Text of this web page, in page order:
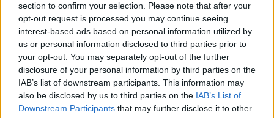
section to confirm your selection. Please note that after your
opt-out request is processed you may continue seeing
interest-based ads based on personal information utilized by
us or personal information disclosed to third parties prior to
your opt-out. You may separately opt-out of the further
disclosure of your personal information by third parties on the
IAB’s list of downstream participants. This information may
also be disclosed by us to third parties on the IAB’s List of
Downstream Participants that may further disclose it to other